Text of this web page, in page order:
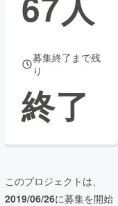
募集終了まで残
り
終了
このプロジェクトは、
2019/06/26に募集を開始